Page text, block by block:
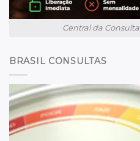
Central da Consulta
BRASIL CONSULTAS